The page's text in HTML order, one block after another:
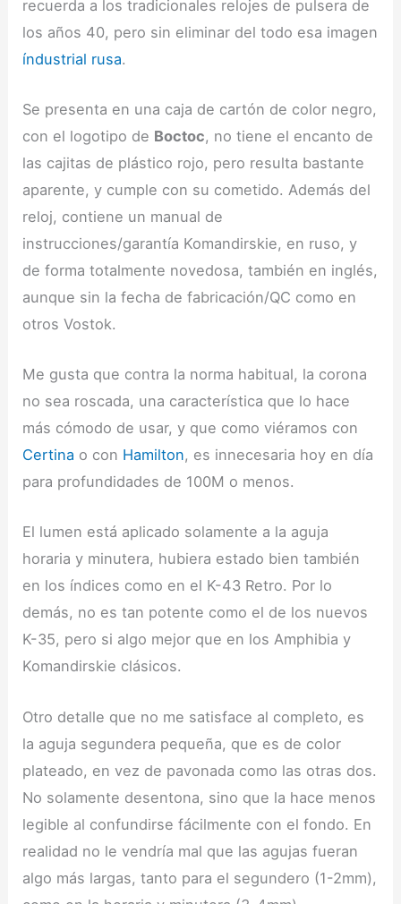
recuerda a los tradicionales relojes de pulsera de
los años 40, pero sin eliminar del todo esa imagen
índustrial rusa.
Se presenta en una caja de cartón de color negro,
con el logotipo de Boctoc, no tiene el encanto de
las cajitas de plástico rojo, pero resulta bastante
aparente, y cumple con su cometido. Además del
reloj, contiene un manual de
instrucciones/garantía Komandirskie, en ruso, y
de forma totalmente novedosa, también en inglés,
aunque sin la fecha de fabricación/QC como en
otros Vostok.
Me gusta que contra la norma habitual, la corona
no sea roscada, una característica que lo hace
más cómodo de usar, y que como viéramos con
Certina o con Hamilton, es innecesaria hoy en día
para profundidades de 100M o menos.
El lumen está aplicado solamente a la aguja
horaria y minutera, hubiera estado bien también
en los índices como en el K-43 Retro. Por lo
demás, no es tan potente como el de los nuevos
K-35, pero si algo mejor que en los Amphibia y
Komandirskie clásicos.
Otro detalle que no me satisface al completo, es
la aguja segundera pequeña, que es de color
plateado, en vez de pavonada como las otras dos.
No solamente desentona, sino que la hace menos
legible al confundirse fácilmente con el fondo. En
realidad no le vendría mal que las agujas fueran
algo más largas, tanto para el segundero (1-2mm),